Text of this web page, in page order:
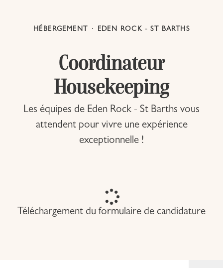
HÉBERGEMENT · EDEN ROCK - ST BARTHS
Coordinateur
Housekeeping
Les équipes de Eden Rock - St Barths vous
attendent pour vivre une expérience
exceptionnelle !
Téléchargement du formulaire de candidature